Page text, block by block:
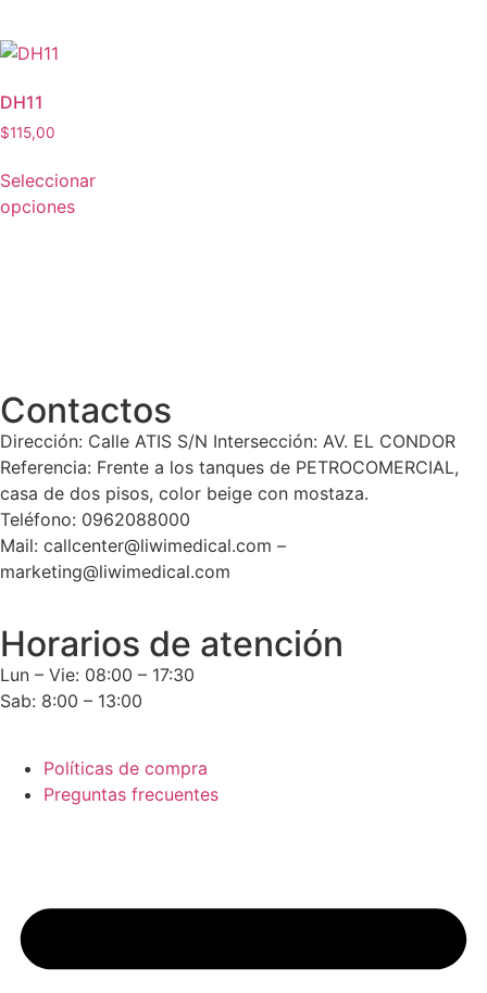
DH11
$115,00
Seleccionar
opciones
Contactos
Dirección: Calle ATIS S/N Intersección: AV. EL CONDOR
Referencia: Frente a los tanques de PETROCOMERCIAL,
casa de dos pisos, color beige con mostaza.
Teléfono: 0962088000
Mail: callcenter@liwimedical.com –
marketing@liwimedical.com
Horarios de atención
Lun – Vie: 08:00 – 17:30
Sab: 8:00 – 13:00
Políticas de compra
Preguntas frecuentes